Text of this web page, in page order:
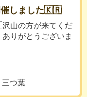
催しました🇰🇷
山の方が来てくだ
りがとうございま
つ葉